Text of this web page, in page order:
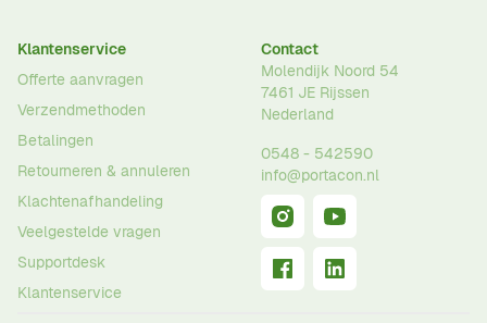
Klantenservice
Offerte aanvragen
Verzendmethoden
Betalingen
Retourneren & annuleren
Klachtenafhandeling
Veelgestelde vragen
Supportdesk
Klantenservice
Contact
Molendijk Noord 54
7461 JE Rijssen
Nederland
0548 - 542590
info@portacon.nl